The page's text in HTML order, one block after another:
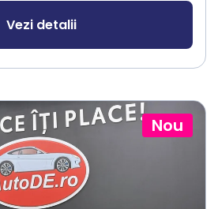
Vezi detalii
Nou